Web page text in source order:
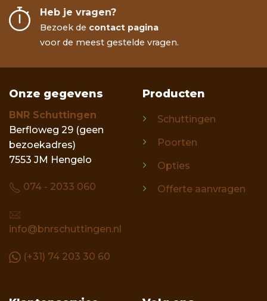
Heb je vragen?
Bezoek de contact pagina
voor de meest gestelde vragen.
Onze gegevens
BNR Schuttingen
Berfloweg 29 (geen
bezoekadres)
7553 JM Hengelo
074 - 2033 060
info@bnrschuttingen.nl
(+31) 74 203 30 60
Producten
Schuttingen
Poorten
Opties
Offerte aanvragen